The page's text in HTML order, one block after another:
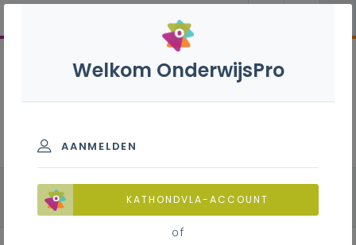
alle onderdelen Fysica
Biologie
Chemie
Welkom OnderwijsPro
AANMELDEN
KATHONDVLA-ACCOUNT
of